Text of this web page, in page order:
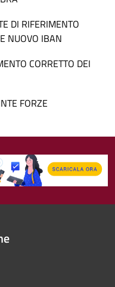
DI RIFERIMENTO
NUOVO IBAN
CORRETTO DEI
FORZE